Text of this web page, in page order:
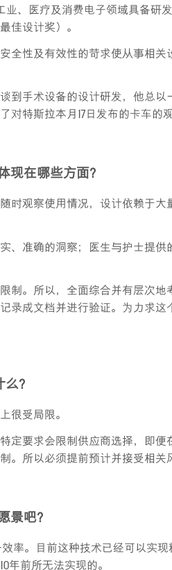
、医疗及消费电子领域具备研
佳设计奖）。
性及有效性的苛求使从事相关
到手术设备的设计研发，他总以
特斯拉本月17日发布的卡车的
现在哪些方面？
时观察使用情况，设计依赖于大
、准确的洞察；医生与护士提供
制。所以，全面综合并有层次地
录成文档并进行验证。为力求这
？
很受局限。
定要求会限制供应商选择，即便
。所以必须提前预计并接受相关
景吧？
率。目前这种技术已经可以实
年前所无法实现的。